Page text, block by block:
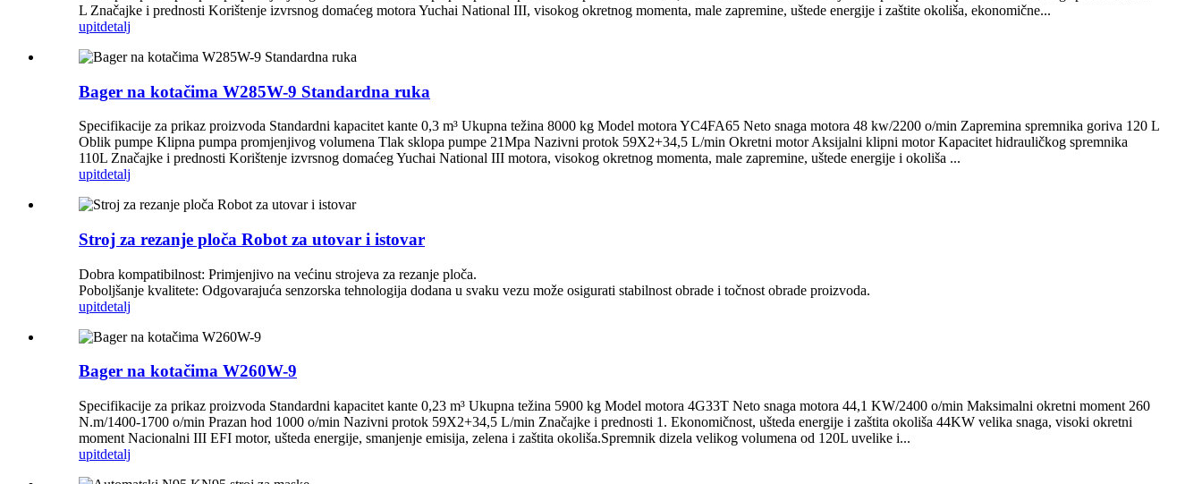
L Značajke i prednosti Korištenje izvrsnog domaćeg motora Yuchai National III, visokog okretnog momenta, male zapremine, uštede energije i zaštite okoliša, ekonomične...
upitdetalj
Bager na kotačima W285W-9 Standardna ruka
Specifikacije za prikaz proizvoda Standardni kapacitet kante 0,3 m³ Ukupna težina 8000 kg Model motora YC4FA65 Neto snaga motora 48 kw/2200 o/min Zapremina spremnika goriva 120 L
Oblik pumpe Klipna pumpa promjenjivog volumena Tlak sklopa pumpe 21Mpa Nazivni protok 59X2+34,5 L/min Okretni motor Aksijalni klipni motor Kapacitet hidrauličkog spremnika
110L Značajke i prednosti Korištenje izvrsnog domaćeg Yuchai National III motora, visokog okretnog momenta, male zapremine, uštede energije i okoliša ...
upitdetalj
Stroj za rezanje ploča Robot za utovar i istovar
Dobra kompatibilnost: Primjenjivo na većinu strojeva za rezanje ploča.
Poboljšanje kvalitete: Odgovarajuća senzorska tehnologija dodana u svaku vezu može osigurati stabilnost obrade i točnost obrade proizvoda.
upitdetalj
Bager na kotačima W260W-9
Specifikacije za prikaz proizvoda Standardni kapacitet kante 0,23 m³ Ukupna težina 5900 kg Model motora 4G33T Neto snaga motora 44,1 KW/2400 o/min Maksimalni okretni moment 260
N.m/1400-1700 o/min Prazan hod 1000 o/min Nazivni protok 59X2+34,5 L/min Značajke i prednosti 1. Ekonomičnost, ušteda energije i zaštita okoliša 44KW velika snaga, visoki okretni
moment Nacionalni III EFI motor, ušteda energije, smanjenje emisija, zelena i zaštita okoliša.Spremnik dizela velikog volumena od 120L uvelike i...
upitdetalj